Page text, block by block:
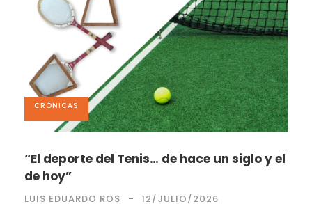
CRÓNICAS
“El deporte del Tenis… de hace un siglo y el
de hoy”
LUIS EDUARDO ROS 12/JULIO/2026